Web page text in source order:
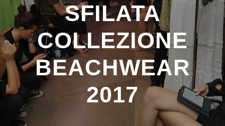
SFILATA
COLLEZIONE
BEACHWEAR
2017